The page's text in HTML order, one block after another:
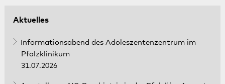
Aktuelles
Informationsabend des Adoleszentenzentrum im
Pfalzklinikum
31.07.2026